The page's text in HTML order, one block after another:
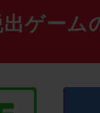
ゲーム